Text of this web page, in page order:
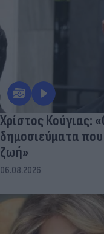
Χρίστος Κούγιας:
δημοσιεύματα
ζωή»
06.08.2026